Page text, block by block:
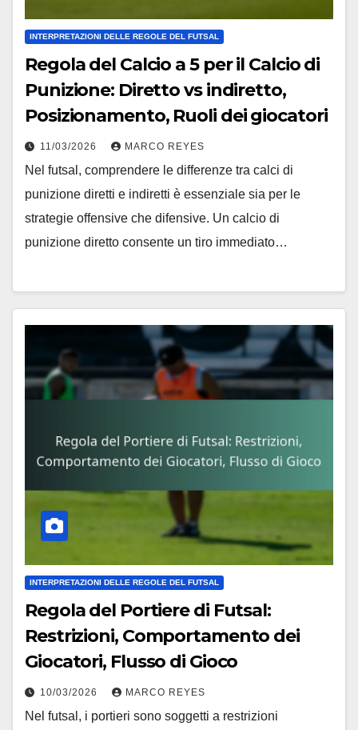
INTERPRETAZIONI DELLE REGOLE DEL FUTSAL
Regola del Calcio a 5 per il Calcio di
Punizione: Diretto vs indiretto,
Posizionamento, Ruoli dei giocatori
11/03/2026 MARCO REYES
Nel futsal, comprendere le differenze tra calci di
punizione diretti e indiretti è essenziale sia per le
strategie offensive che difensive. Un calcio di
punizione diretto consente un tiro immediato…
INTERPRETAZIONI DELLE REGOLE DEL FUTSAL
Regola del Portiere di Futsal:
Restrizioni, Comportamento dei
Giocatori, Flusso di Gioco
10/03/2026 MARCO REYES
Nel futsal, i portieri sono soggetti a restrizioni